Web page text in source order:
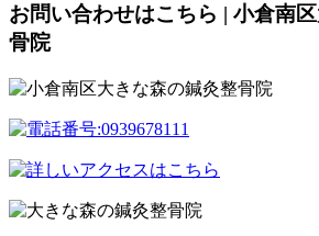
お問い合わせはこちら | 小倉南
骨院